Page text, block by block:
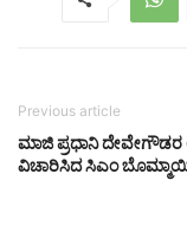
Previous article
ಮಾಜಿ ಪ್ರಧಾನಿ ದೇವೇಗೌಡರ
ವಿಚಾರಿಸಿದ ಸಿಎಂ